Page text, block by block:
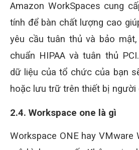
Amazon WorkSpaces cung
tính để bàn chất lượng cao
yêu cầu tuân thủ và bảo
chuẩn HIPAA và tuân thủ
dữ liệu của tổ chức của bạn
hoặc lưu trữ trên thiết bị người
2.4. Workspace one là gì
Workspace ONE hay VMware